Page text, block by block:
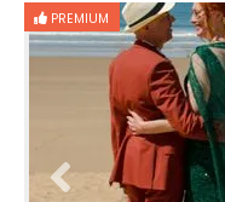
PREMIUM